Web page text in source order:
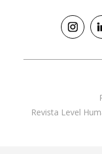
Revista Level